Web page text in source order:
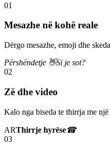
01
Mesazhe në kohë reale
Dërgo mesazhe, emoji dhe
Përshëndetje 👋Si je sot?
02
Zë dhe video
Kalo nga biseda te thirrja me
ARThirrje hyrëse☎
03